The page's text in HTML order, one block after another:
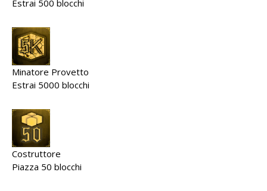
Estrai 500 blocchi
Minatore Provetto
Estrai 5000 blocchi
Costruttore
Piazza 50 blocchi